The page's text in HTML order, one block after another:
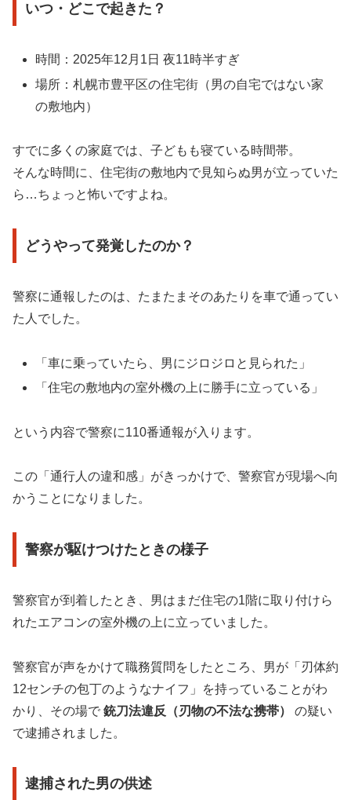
いつ・どこで起きた？
時間：2025年12月1日 夜11時半すぎ
場所：札幌市豊平区の住宅街（男の自宅ではない家
の敷地内）
すでに多くの家庭では、子どもも寝ている時間帯。
そんな時間に、住宅街の敷地内で見知らぬ男が立っていた
ら…ちょっと怖いですよね。
どうやって発覚したのか？
警察に通報したのは、たまたまそのあたりを車で通ってい
た人でした。
「車に乗っていたら、男にジロジロと見られた」
「住宅の敷地内の室外機の上に勝手に立っている」
という内容で警察に110番通報が入ります。
この「通行人の違和感」がきっかけで、警察官が現場へ向
かうことになりました。
警察が駆けつけたときの様子
警察官が到着したとき、男はまだ住宅の1階に取り付けら
れたエアコンの室外機の上に立っていました。
警察官が声をかけて職務質問をしたところ、男が「刃体約
12センチの包丁のようなナイフ」を持っていることがわ
かり、その場で 銃刀法違反（刃物の不法な携帯）
の疑い
で逮捕されました。
逮捕された男の供述